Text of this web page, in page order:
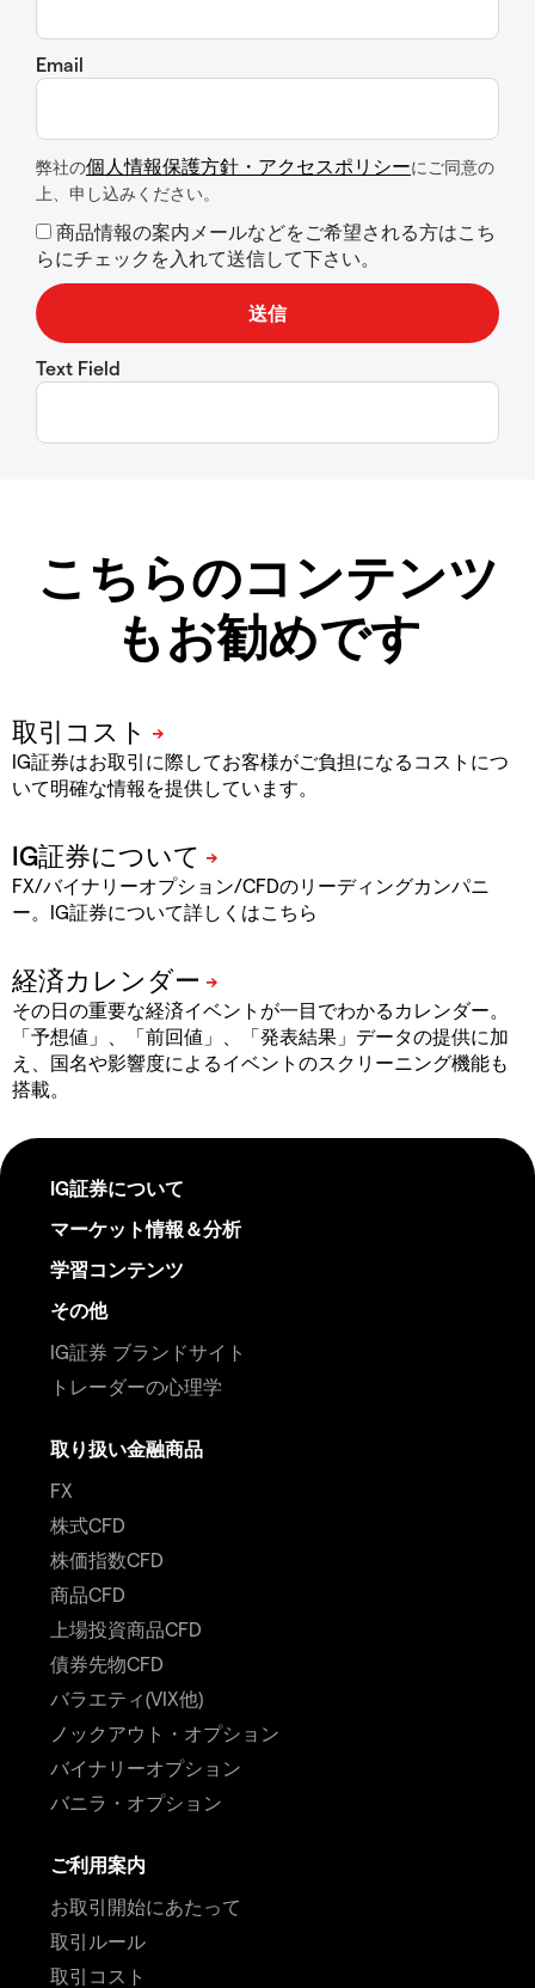
Email
弊社の個人情報保護方針・アクセスポリシーにご同意の
上、申し込みください。
商品情報の案内メールなどをご希望される方はこち
らにチェックを入れて送信して下さい。
Text Field
こちらのコンテンツ
もお勧めです
IG証券はお取引に際してお客様がご負担になるコストにつ
いて明確な情報を提供しています。
FX/バイナリーオプション/CFDのリーディングカンパニ
ー。IG証券について詳しくはこちら
その日の重要な経済イベントが一目でわかるカレンダー。
「予想値」、「前回値」、「発表結果」データの提供に加
え、国名や影響度によるイベントのスクリーニング機能も
搭載。
IG証券について
マーケット情報＆分析
学習コンテンツ
その他
IG証券 ブランドサイト
トレーダーの心理学
取り扱い金融商品
FX
株式CFD
株価指数CFD
商品CFD
上場投資商品CFD
債券先物CFD
バラエティ(VIX他)
ノックアウト・オプション
バイナリーオプション
バニラ・オプション
ご利用案内
お取引開始にあたって
取引ルール
取引コスト